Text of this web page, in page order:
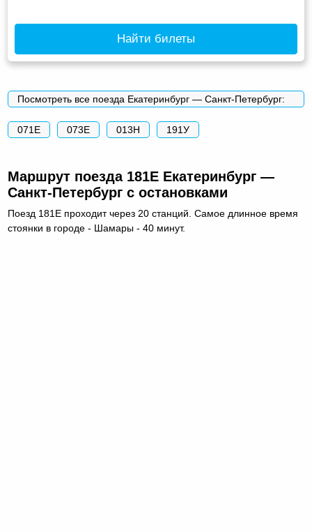
Найти билеты
Посмотреть все поезда Екатеринбург — Санкт-Петербург:
071Е 073Е 013Н 191У
Маршрут поезда 181Е Екатеринбург —
Санкт-Петербург с остановками
Поезд 181Е проходит через 20 станций. Самое длинное время
стоянки в городе - Шамары - 40 минут.